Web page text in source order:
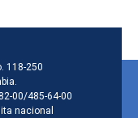
de la
118-250
00/485-64-00
nacional